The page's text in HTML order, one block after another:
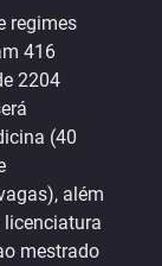
regimes
416
2204
(40
além
mestrado